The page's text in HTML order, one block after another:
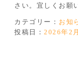
さい。宜しくお願
カテゴリー： お知
投稿日： 2026年2